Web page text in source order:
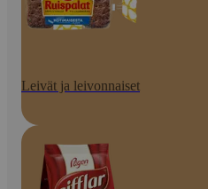
Leivät ja leivonnaiset